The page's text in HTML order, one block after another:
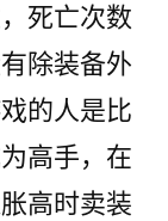
死亡次数
除装备外
的人是比
高手，在
高时卖装